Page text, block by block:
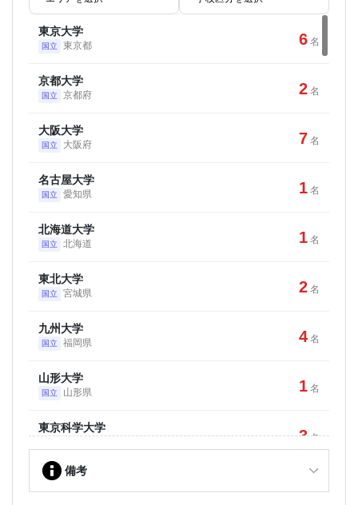
師陣の指導を、ご自宅からそのまま受講いただけます。
東京大学
国立 東京都 6 名
京都大学
国立 京都府 2 名
大阪大学
国立 大阪府 7 名
名古屋大学
国立 愛知県 1 名
北海道大学
国立 北海道 1 名
東北大学
国立 宮城県 2 名
九州大学
国立 福岡県 4 名
山形大学
国立 山形県 1 名
東京科学大学 3 名
一橋大学
国立 東京都
備考